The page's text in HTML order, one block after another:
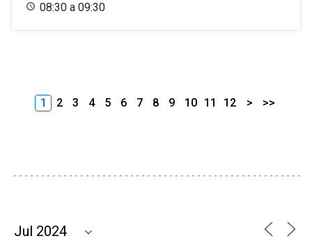
08:30 a 09:30
1 2 3 4 5 6 7 8 9 10 11 12 > >>